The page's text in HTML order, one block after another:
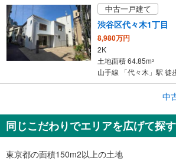
中古一戸建て
渋谷区代々木1丁目
8,980万円
2K
土地面積 64.85m2
山手線 「代々木」駅 徒
渋谷区代々木3丁目
3億9,800万円
2LDK
土地面積 60.11m
山手線 「代々木」駅 徒
中
同じこだわりでエリアを広げて探す
東京都の面積150m2以上の土地